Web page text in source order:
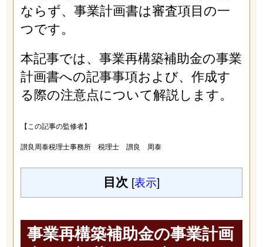
ならず、事業計画書は審査項目の一
つです。
本記事では、事業再構築補助金の事業
計画書への記事事項および、作成す
る際の注意点について解説します。
【この記事の監修者】
讃良周泰税理士事務所 税理士 讃良 周泰
目次 [表示]
事業再構築補助金の事業計画